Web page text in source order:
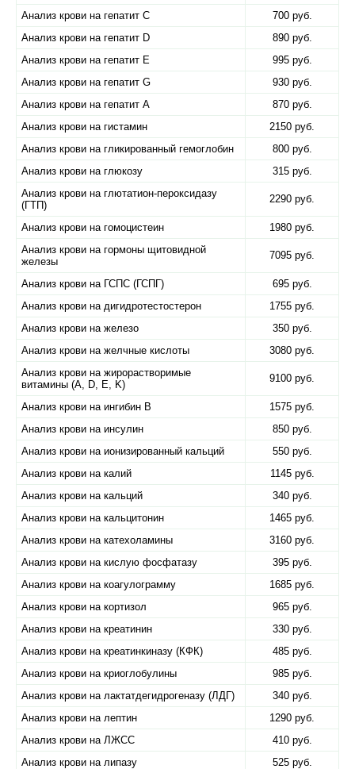
Анализ крови на гепатит C
700 руб.
Анализ крови на гепатит D
890 руб.
Анализ крови на гепатит E
995 руб.
Анализ крови на гепатит G
930 руб.
Анализ крови на гепатит А
870 руб.
Анализ крови на гистамин
2150 руб.
Анализ крови на гликированный гемоглобин
800 руб.
Анализ крови на глюкозу
315 руб.
Анализ крови на глютатион-пероксидазу
(ГТП)
2290 руб.
Анализ крови на гомоцистеин
1980 руб.
Анализ крови на гормоны щитовидной
железы
7095 руб.
Анализ крови на ГСПС (ГСПГ)
695 руб.
Анализ крови на дигидротестостерон
1755 руб.
Анализ крови на железо
350 руб.
Анализ крови на желчные кислоты
3080 руб.
Анализ крови на жирорастворимые
витамины (A, D, E, K)
9100 руб.
Анализ крови на ингибин B
1575 руб.
Анализ крови на инсулин
850 руб.
Анализ крови на ионизированный кальций
550 руб.
Анализ крови на калий
1145 руб.
Анализ крови на кальций
340 руб.
Анализ крови на кальцитонин
1465 руб.
Анализ крови на катехоламины
3160 руб.
Анализ крови на кислую фосфатазу
395 руб.
Анализ крови на коагулограмму
1685 руб.
Анализ крови на кортизол
965 руб.
Анализ крови на креатинин
330 руб.
Анализ крови на креатинкиназу (КФК)
485 руб.
Анализ крови на криоглобулины
985 руб.
Анализ крови на лактатдегидрогеназу (ЛДГ)
340 руб.
Анализ крови на лептин
1290 руб.
Анализ крови на ЛЖСС
410 руб.
Анализ крови на липазу
525 руб.